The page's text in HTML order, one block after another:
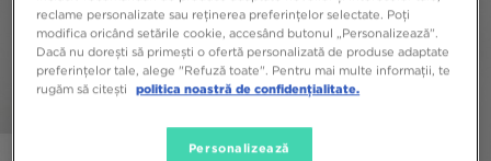
reclame personalizate sau reținerea preferințelor selectate. Poți
modifica oricând setările cookie, accesând butonul „Personalizează”.
Dacă nu dorești să primești o ofertă personalizată de produse adaptate
preferințelor tale, alege "Refuză toate". Pentru mai multe informații, te
rugăm să citești
politica noastră de confidențialitate.
Personalizează